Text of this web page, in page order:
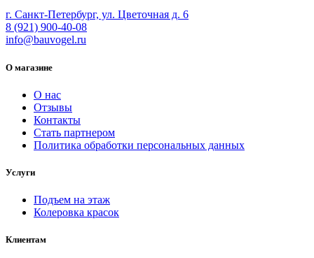
г. Санкт-Петербург, ул. Цветочная д. 6
8 (921) 900-40-08
info@bauvogel.ru
О магазине
О нас
Отзывы
Контакты
Стать партнером
Политика обработки персональных данных
Услуги
Подъем на этаж
Колеровка красок
Клиентам